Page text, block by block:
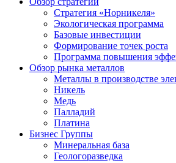
Стратегия «Норникеля»
Экологическая программа
Базовые инвестиции
Формирование точек роста
Программа повышения
Обзор рынка металлов
Металлы в производстве
Никель
Медь
Палладий
Платина
Бизнес Группы
Минеральная база
Геологоразведка